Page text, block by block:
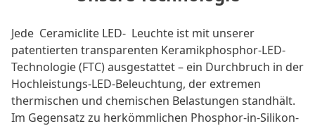
Jede Ceramiclite LED- Leuchte ist mit unserer
patentierten transparenten Keramikphosphor-LED-
Technologie (FTC) ausgestattet – ein Durchbruch in der
Hochleistungs-LED-Beleuchtung, der extremen
thermischen und chemischen Belastungen standhält.
Im Gegensatz zu herkömmlichen Phosphor-in-Silikon-